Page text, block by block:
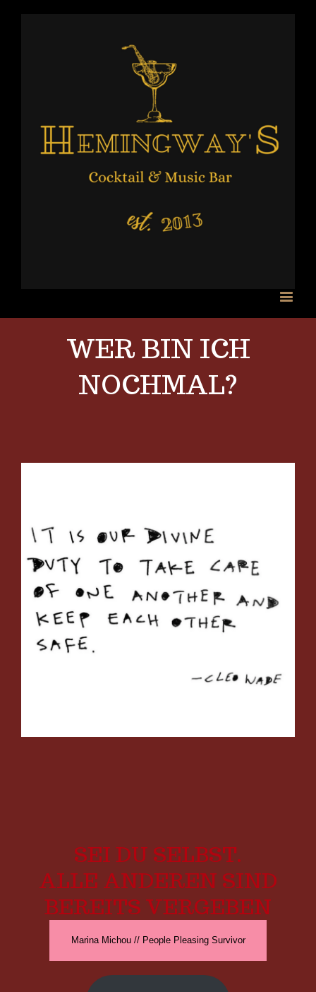
WER BIN ICH
NOCHMAL?
Image
SEI DU SELBST.
ALLE ANDEREN SIND
BEREITS VERGEBEN
Marina Michou // People Pleasing Survivor